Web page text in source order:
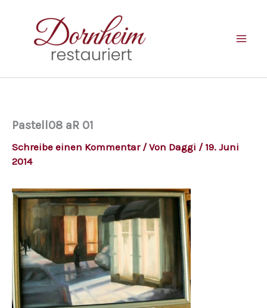
springen
Pastell08 aR 01
Schreibe einen Kommentar / Von Daggi / 19. Juni
2014